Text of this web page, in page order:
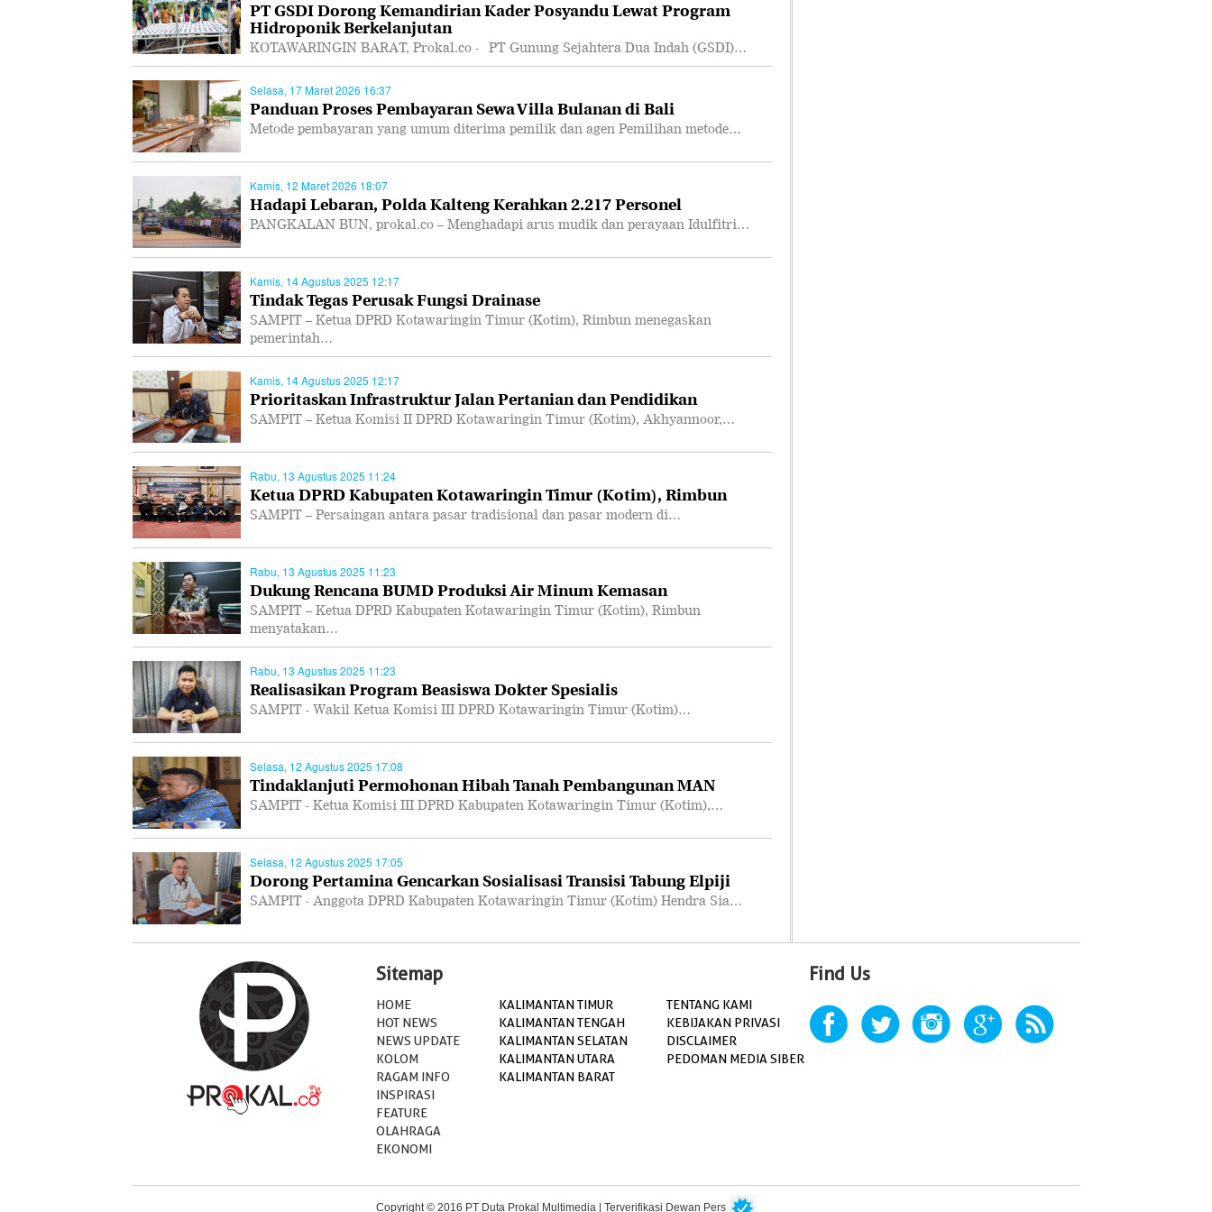
PT GSDI Dorong Kemandirian Kader Posyandu Lewat Program
Hidroponik Berkelanjutan
KOTAWARINGIN BARAT, Prokal.co - PT Gunung Sejahtera Dua Indah (GSDI)…
Selasa, 17 Maret 2026 16:37
Panduan Proses Pembayaran Sewa Villa Bulanan di Bali
Metode pembayaran yang umum diterima pemilik dan agen Pemilihan metode…
Kamis, 12 Maret 2026 18:07
Hadapi Lebaran, Polda Kalteng Kerahkan 2.217 Personel
PANGKALAN BUN, prokal.co – Menghadapi arus mudik dan perayaan Idulfitri…
Kamis, 14 Agustus 2025 12:17
Tindak Tegas Perusak Fungsi Drainase
SAMPIT – Ketua DPRD Kotawaringin Timur (Kotim), Rimbun menegaskan
pemerintah…
Kamis, 14 Agustus 2025 12:17
Prioritaskan Infrastruktur Jalan Pertanian dan Pendidikan
SAMPIT – Ketua Komisi II DPRD Kotawaringin Timur (Kotim), Akhyannoor,…
Rabu, 13 Agustus 2025 11:24
Ketua DPRD Kabupaten Kotawaringin Timur (Kotim), Rimbun
SAMPIT – Persaingan antara pasar tradisional dan pasar modern di…
Rabu, 13 Agustus 2025 11:23
Dukung Rencana BUMD Produksi Air Minum Kemasan
SAMPIT – Ketua DPRD Kabupaten Kotawaringin Timur (Kotim), Rimbun
menyatakan…
Rabu, 13 Agustus 2025 11:23
Realisasikan Program Beasiswa Dokter Spesialis
SAMPIT - Wakil Ketua Komisi III DPRD Kotawaringin Timur (Kotim)…
Selasa, 12 Agustus 2025 17:08
Tindaklanjuti Permohonan Hibah Tanah Pembangunan MAN
SAMPIT - Ketua Komisi III DPRD Kabupaten Kotawaringin Timur (Kotim),…
Selasa, 12 Agustus 2025 17:05
Dorong Pertamina Gencarkan Sosialisasi Transisi Tabung Elpiji
SAMPIT - Anggota DPRD Kabupaten Kotawaringin Timur (Kotim) Hendra Sia…
Sitemap
HOME
HOT NEWS
NEWS UPDATE
KOLOM
RAGAM INFO
INSPIRASI
FEATURE
OLAHRAGA
EKONOMI
KALIMANTAN TIMUR
KALIMANTAN TENGAH
KALIMANTAN SELATAN
KALIMANTAN UTARA
KALIMANTAN BARAT
TENTANG KAMI
KEBIJAKAN PRIVASI
DISCLAIMER
PEDOMAN MEDIA SIBER
Find Us
Copyright © 2016 PT Duta Prokal Multimedia | Terverifikasi Dewan Pers